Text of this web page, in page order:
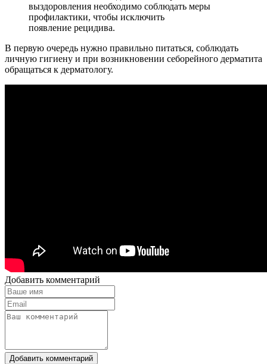
выздоровления необходимо соблюдать меры
профилактики, чтобы исключить
появление рецидива.
В первую очередь нужно правильно питаться, соблюдать
личную гигиену и при возникновении себорейного дерматита
обращаться к дерматологу.
Добавить комментарий
Добавить комментарий